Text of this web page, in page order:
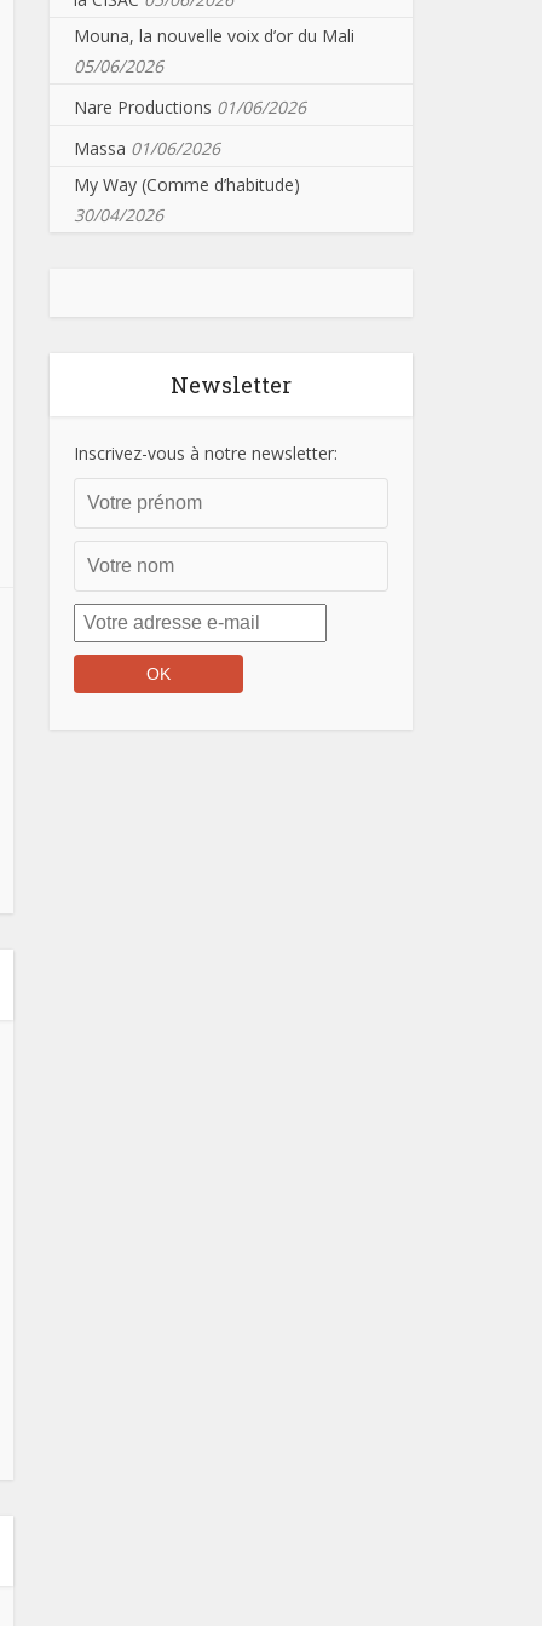
Mouna, la nouvelle voix d’or du Mali
05/06/2026
Nare Productions 01/06/2026
Massa 01/06/2026
My Way (Comme d’habitude)
30/04/2026
Newsletter
Inscrivez-vous à notre newsletter: